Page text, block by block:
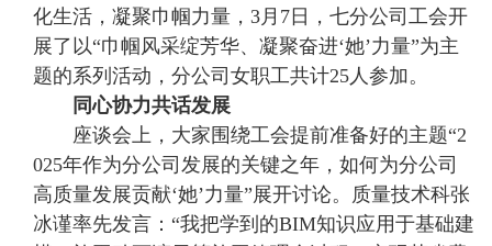
化生活，凝聚巾帼力量，3月7日，七分公司工会开
展了以“巾帼风采绽芳华、凝聚奋进‘她’力量”为主
题的系列活动，分公司女职工共计25人参加。
同心协力共话发展
座谈会上，大家围绕工会提前准备好的主题“2
025年作为分公司发展的关键之年，如何为分公司
高质量发展贡献‘她’力量”展开讨论。质量技术科张
冰谨率先发言：“我把学到的BIM知识应用于基础建